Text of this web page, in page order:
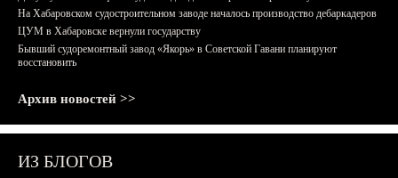
На Хабаровском судостроительном заводе началось производство дебаркадеров
ЦУМ в Хабаровске вернули государству
Бывший судоремонтный завод «Якорь» в Советской Гавани планируют
восстановить
Архив новостей >>
ИЗ БЛОГОВ